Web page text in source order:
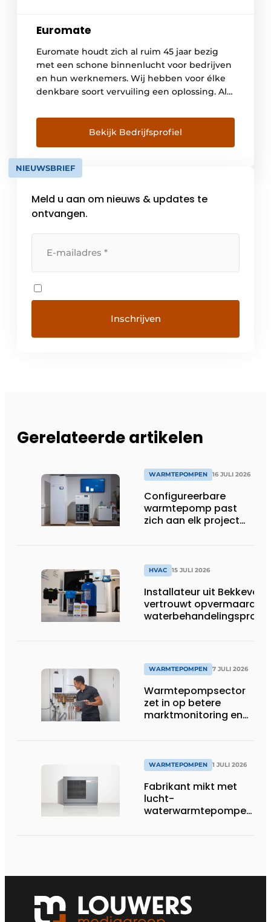
Euromate
Euromate houdt zich al ruim 45 jaar bezig
met een schone binnenlucht voor bedrijven
en hun werknemers. Wij hebben voor élke
denkbare soort vervuiling een oplossing. Als
omgevingen bedienen wij bedrijven in de
houtbewerking, opslag, logistieke
dienstverlening en productie. Daarnaast
richten wij ons op kantoren, scholen en
allerlei werkruimtes zoals […]
Bekijk Bedrijfsprofiel
NIEUWSBRIEF
Meld u aan om nieuws & updates te
ontvangen.
Gerelateerde artikelen
WARMTEPOMPEN 16 JULI 2026
Configureerbare
warmtepomp past
zich aan elk project
HVAC 15 JULI 2026
Installateur uit
vertrouwt opvermaarde
WARMTEPOMPEN 7 JULI 2026
Warmtepompsector
zet in op betere
marktmonitoring en
WARMTEPOMPEN 1 JULI 2026
Fabrikant mikt met
lucht-
waterwarmtepompen